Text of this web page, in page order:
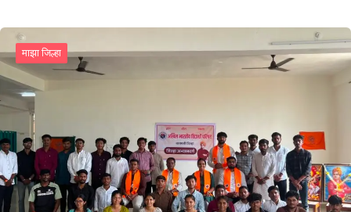
माझा जिल्हा